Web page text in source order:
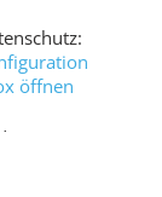
öffnen